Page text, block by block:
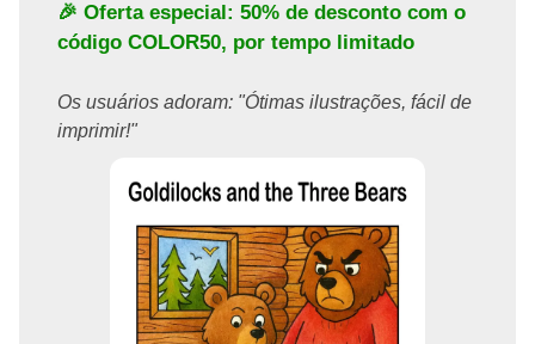
🎉 Oferta especial: 50% de desconto com o
código COLOR50, por tempo limitado
Os usuários adoram: "Ótimas ilustrações, fácil de
imprimir!"